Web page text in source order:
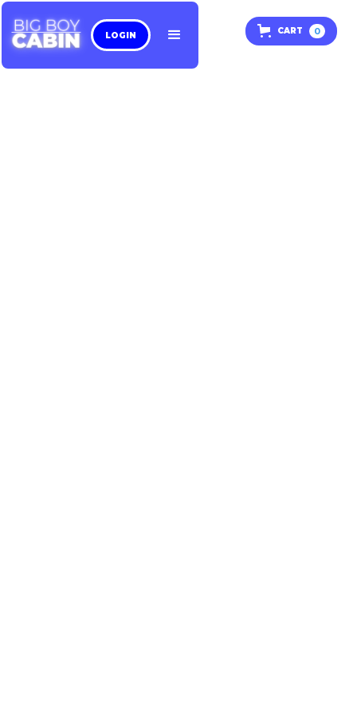
CART 0
LOGIN